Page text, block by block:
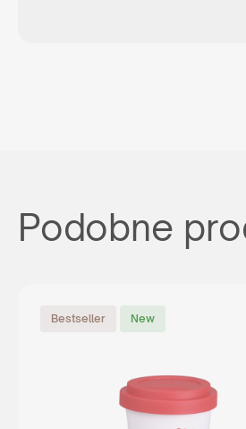
Podobne
Bestseller New